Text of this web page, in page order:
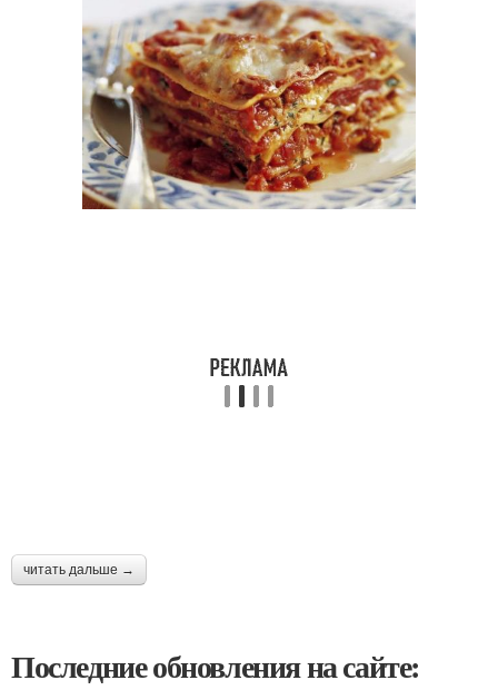
читать дальше →
Последние обновления на сайте: